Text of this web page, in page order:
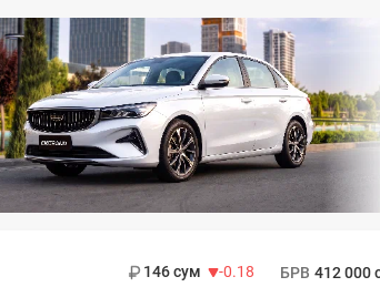
146 сум
-0.18
БРВ 412 000